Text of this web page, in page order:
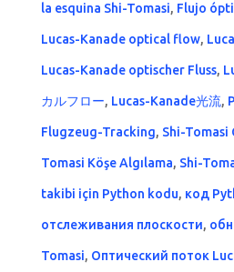
la esquina Shi-Tomasi, Flujo
Lucas-Kanade optical flow,
Lucas-Kanade optischer Fluss,
カルフロー, Lucas-Kanade光流,
Flugzeug-Tracking, Shi-
Tomasi Köşe Algılama, Shi-
takibi için Python kodu, код
отслеживания плоскости,
Tomasi, Оптический поток